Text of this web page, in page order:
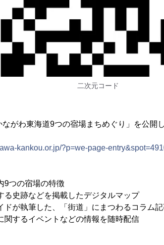
二次元コード
がわ東海道9つの宿場まちめぐり」を公開
kankou.or.jp/?p=we-page-
9つの宿場の特徴
る史跡などを掲載したデジタルマップ
ドが執筆した、「街道」にまつわるコラム
関するイベントなどの情報を随時配信